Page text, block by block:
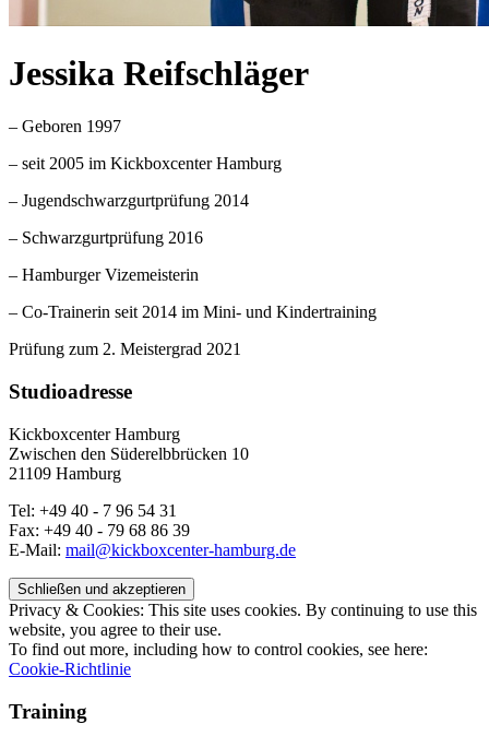
Jessika Reifschläger
– Geboren 1997
– seit 2005 im Kickboxcenter Hamburg
– Jugendschwarzgurtprüfung 2014
– Schwarzgurtprüfung 2016
– Hamburger Vizemeisterin
– Co-Trainerin seit 2014 im Mini- und Kindertraining
Prüfung zum 2. Meistergrad 2021
Studioadresse
Kickboxcenter Hamburg
Zwischen den Süderelbbrücken 10
21109 Hamburg
Tel: +49 40 - 7 96 54 31
Fax: +49 40 - 79 68 86 39
E-Mail: mail@kickboxcenter-hamburg.de
Privacy & Cookies: This site uses cookies. By continuing to use this
website, you agree to their use.
To find out more, including how to control cookies, see here:
Cookie-Richtlinie
Training